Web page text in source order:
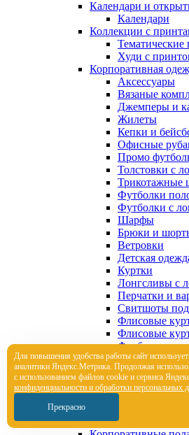
Календари и
Календари
Коллекции с
Худи с
Корпоративная
Аксессуары
Вязаные
Джемперы и
Жилеты
Кепки и
Офисные
Промо
Толстовки с
Трикотажные
Футболки
Футболки с
Шарфы
Брюки и
Ветровки
Детская
Куртки
Лонгсливы с
Перчатки и
Свитшоты под
Флисовые
Флисовые
Футболки с
Худи под
Шарфы
Элементы
кастомизации
кастомизации
Для повышения удобства работы сайт
аналитики Яндекс.Метрика. Продолжая
с использованием файлов cookie и сервиса
конфиденциальности и обработки персональных
Прекрасно